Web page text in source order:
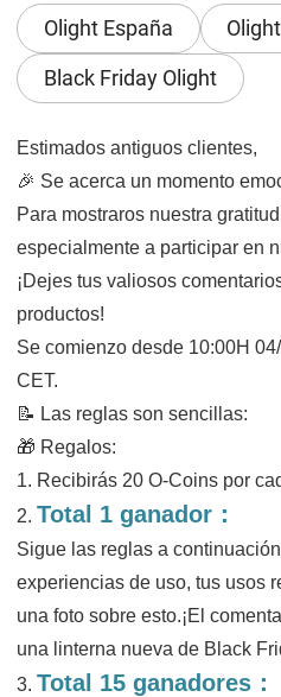
Olight España
Black Friday Olight
Estimados antiguos clientes,
🎉 Se acerca un momento
Para mostraros nuestra
especialmente a participar en
¡Dejes tus valiosos
productos!
Se comienzo desde 10:00H
CET.
📝 Las reglas son sencillas:
🎁 Regalos:
1. Recibirás 20 O-Coins por
2.Total 1 ganador：
Sigue las reglas a
experiencias de uso, tus usos
una foto sobre esto.¡El
una linterna nueva de Black
3.Total 15 ganadores：